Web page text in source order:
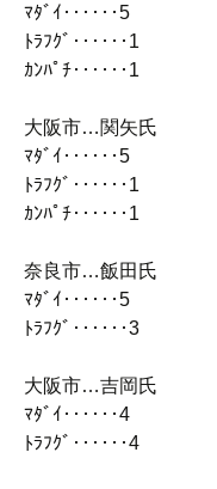
ﾏﾀﾞｲ‥‥‥5
ﾄﾗﾌｸﾞ‥‥‥1
ｶﾝﾊﾟﾁ‥‥‥1
大阪市…関矢氏
ﾏﾀﾞｲ‥‥‥5
ﾄﾗﾌｸﾞ‥‥‥1
ｶﾝﾊﾟﾁ‥‥‥1
奈良市…飯田氏
ﾏﾀﾞｲ‥‥‥5
ﾄﾗﾌｸﾞ‥‥‥3
大阪市…吉岡氏
ﾏﾀﾞｲ‥‥‥4
ﾄﾗﾌｸﾞ‥‥‥4